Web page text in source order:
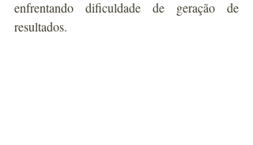
enfrentando dificuldade de geração de
resultados.